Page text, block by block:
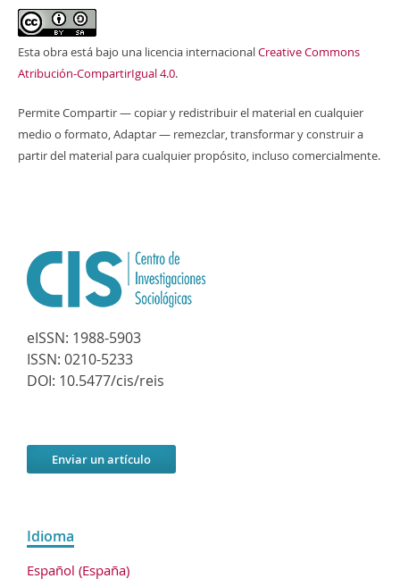
Esta obra está bajo una licencia internacionalCreative Commons
Atribución-CompartirIgual 4.0.
Permite Compartir — copiar y redistribuir el material en cualquier
medio o formato, Adaptar — remezclar, transformar y construir a
partir del material para cualquier propósito, incluso comercialmente.
eISSN: 1988-5903
ISSN: 0210-5233
DOI: 10.5477/cis/reis
Enviar un artículo
Idioma
Español (España)